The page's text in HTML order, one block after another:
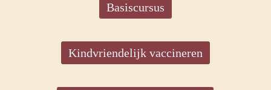
Basiscursus
Kindvriendelijk vaccineren